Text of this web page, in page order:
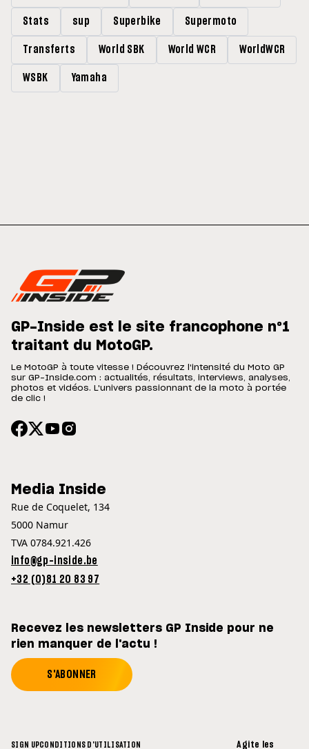
Stats sup Superbike Supermoto
Transferts World SBK World WCR WorldWCR
WSBK Yamaha
GP-Inside est le site francophone n°1
traitant du MotoGP.
Le MotoGP à toute vitesse ! Découvrez l'intensité du Moto GP
sur GP-Inside.com : actualités, résultats, interviews, analyses,
photos et vidéos. L'univers passionnant de la moto à portée
de clic !
Media Inside
Rue de Coquelet, 134
5000 Namur
TVA 0784.921.426
info@gp-inside.be
+32 (0)81 20 83 97
Recevez les newsletters GP Inside pour ne
rien manquer de l'actu !
S'ABONNER
SIGN UPCONDITIONS D'UTILISATION Agite les